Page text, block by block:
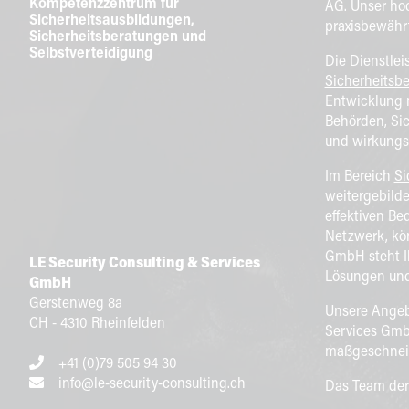
Sicherheitsausbildungen,
Sicherheitsberatungen und
Selbstverteidigung
LE Security Consulting & Services
GmbH
Gerstenweg 8a
CH - 4310 Rheinfelden
+41 (0)79 505 94 30
info@le-security-consulting.ch
AG. Unser
Die
Entwicklung
Behörden,
und
Im Bereich
effektiven
Netzwerk,
GmbH steht
Lösungen
Unsere
Services
Das Team